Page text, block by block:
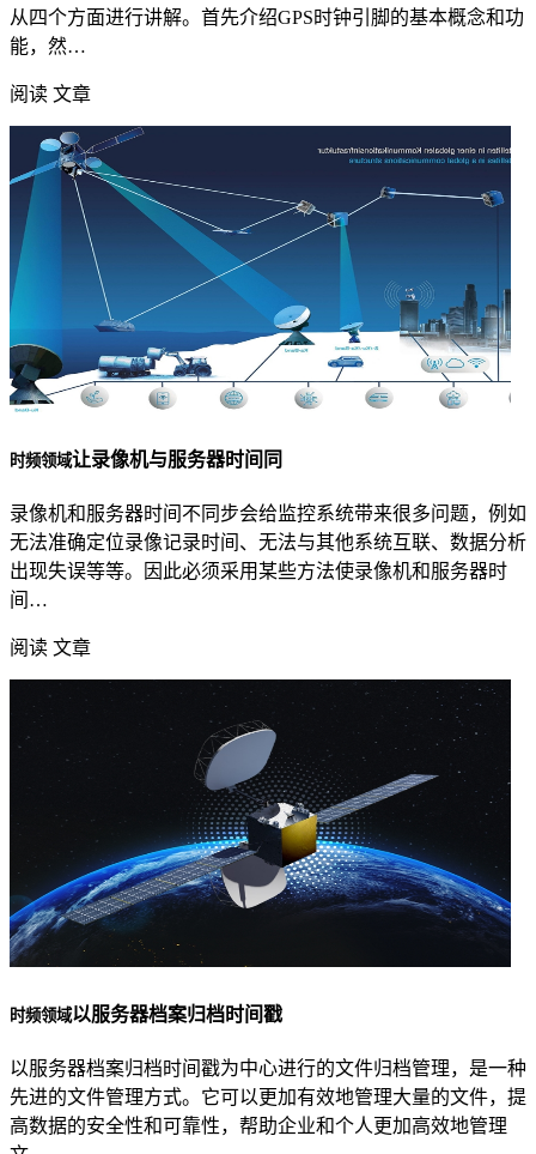
从四个方面进行讲解。首先介绍GPS时钟引脚的基本概念和功
能，然…
阅读 文章
时频领域让录像机与服务器时间同
录像机和服务器时间不同步会给监控系统带来很多问题，例如
无法准确定位录像记录时间、无法与其他系统互联、数据分析
出现失误等等。因此必须采用某些方法使录像机和服务器时
间…
阅读 文章
时频领域以服务器档案归档时间戳
以服务器档案归档时间戳为中心进行的文件归档管理，是一种
先进的文件管理方式。它可以更加有效地管理大量的文件，提
高数据的安全性和可靠性，帮助企业和个人更加高效地管理